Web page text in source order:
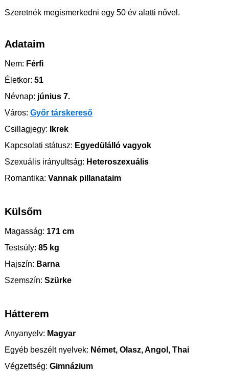
Szeretnék megismerkedni egy 50 év alatti nővel.
Adataim
Nem: Férfi
Életkor: 51
Névnap: június 7.
Város: Győr társkereső
Csillagjegy: Ikrek
Kapcsolati státusz: Egyedülálló vagyok
Szexuális irányultság: Heteroszexuális
Romantika: Vannak pillanataim
Külsőm
Magasság: 171 cm
Testsúly: 85 kg
Hajszín: Barna
Szemszín: Szürke
Hátterem
Anyanyelv: Magyar
Egyéb beszélt nyelvek: Német, Olasz, Angol, Thai
Végzettség: Gimnázium